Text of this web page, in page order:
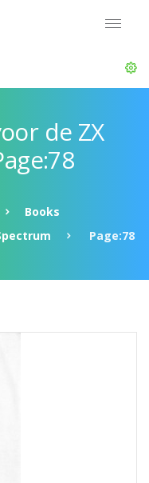
de ZX
Books
Page:78